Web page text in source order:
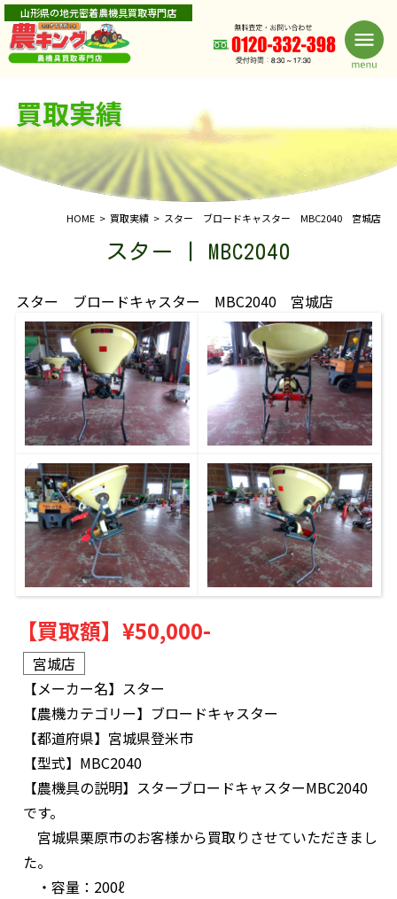
山形県の地元密着農機具買取専門店
買取実績
HOME 買取実績 スター ブロードキャスター MBC2040 宮城店
スター | MBC2040
スター ブロードキャスター MBC2040 宮城店
【買取額】 ¥50,000-
宮城店
【メーカー名】 スター
【農機カテゴリー】 ブロードキャスター
【都道府県】 宮城県登米市
【型式】 MBC2040
【農機具の説明】 スターブロードキャスターMBC2040
です。
宮城県栗原市のお客様から買取りさせていただきまし
た。
・容量：200ℓ